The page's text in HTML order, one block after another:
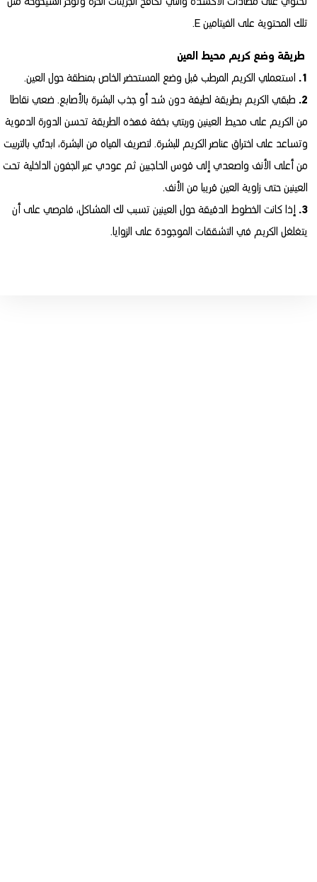
تحتوي على مضادات الأكسدة والتي تكافح الجزيئات الحرة وتؤخر الشيخوخة مثل
تلك المحتوية على الفيتامين E.
طريقة وضع كريم محيط العين
1.
استعملي الكريم المرطب قبل وضع المستحضر الخاص بمنطقة حول العين.
2.
طبقي الكريم بطريقة لطيفة دون شد أو جذب البشرة بالأصابع. ضعي نقاطا
من الكريم على محيط العينين وربتي بخفة فهذه الطريقة تحسن الدورة الدموية
وتساعد على اختراق عناصر الكريم للبشرة. لتصريف المياه من البشرة، ابدئي بالتربيت
من أعلى الأنف واصعدي إلى قوس الحاجبين ثم عودي عبر الجفون الداخلية تحت
العينين حتى زاوية العين قريبا من الأنف.
3.
إذا كانت الخطوط الدقيقة حول العينين تسبب لك المشاكل، فاحرصي على أن
يتغلغل الكريم في التشققات الموجودة على الزوايا.